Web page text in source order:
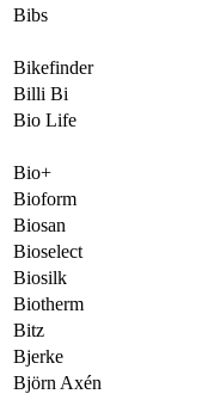
Bibs
Bikefinder
Billi Bi
Bio Life
Bio+
Bioform
Biosan
Bioselect
Biosilk
Biotherm
Bitz
Bjerke
Björn Axén